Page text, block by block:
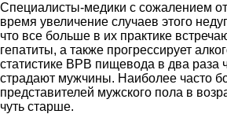
Специалисты-медики с сожалением
время увеличение случаев этого
что все больше в их практике
гепатиты, а также прогрессирует
статистике ВРВ пищевода в два
страдают мужчины. Наиболее часто
представителей мужского пола в
чуть старше.